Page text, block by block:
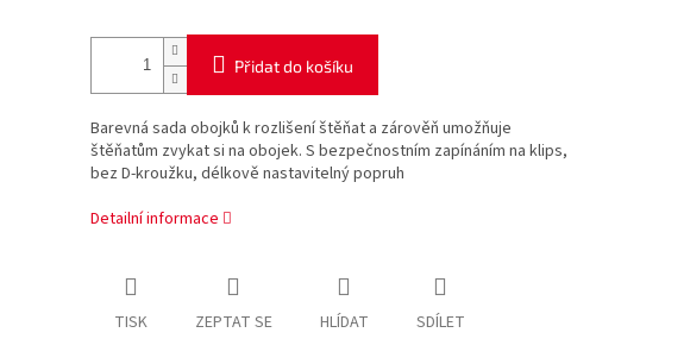
Přidat do košíku
Barevná sada obojků k rozlišení štěňat a zárověň umožňuje
štěňatům zvykat si na obojek. S bezpečnostním zapínáním na klips,
bez D-kroužku, délkově nastavitelný popruh
Detailní informace
TISK ZEPTAT SE HLÍDAT SDÍLET